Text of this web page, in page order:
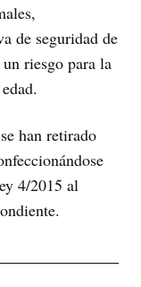
de seguridad de
riesgo para la
han retirado
4/2015 al